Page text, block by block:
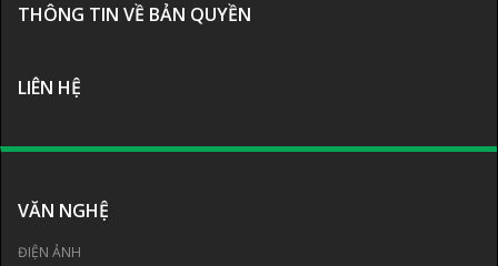
THÔNG TIN VỀ BẢN QUYỀN
LIÊN HỆ
VĂN NGHỆ
ĐIỆN ẢNH